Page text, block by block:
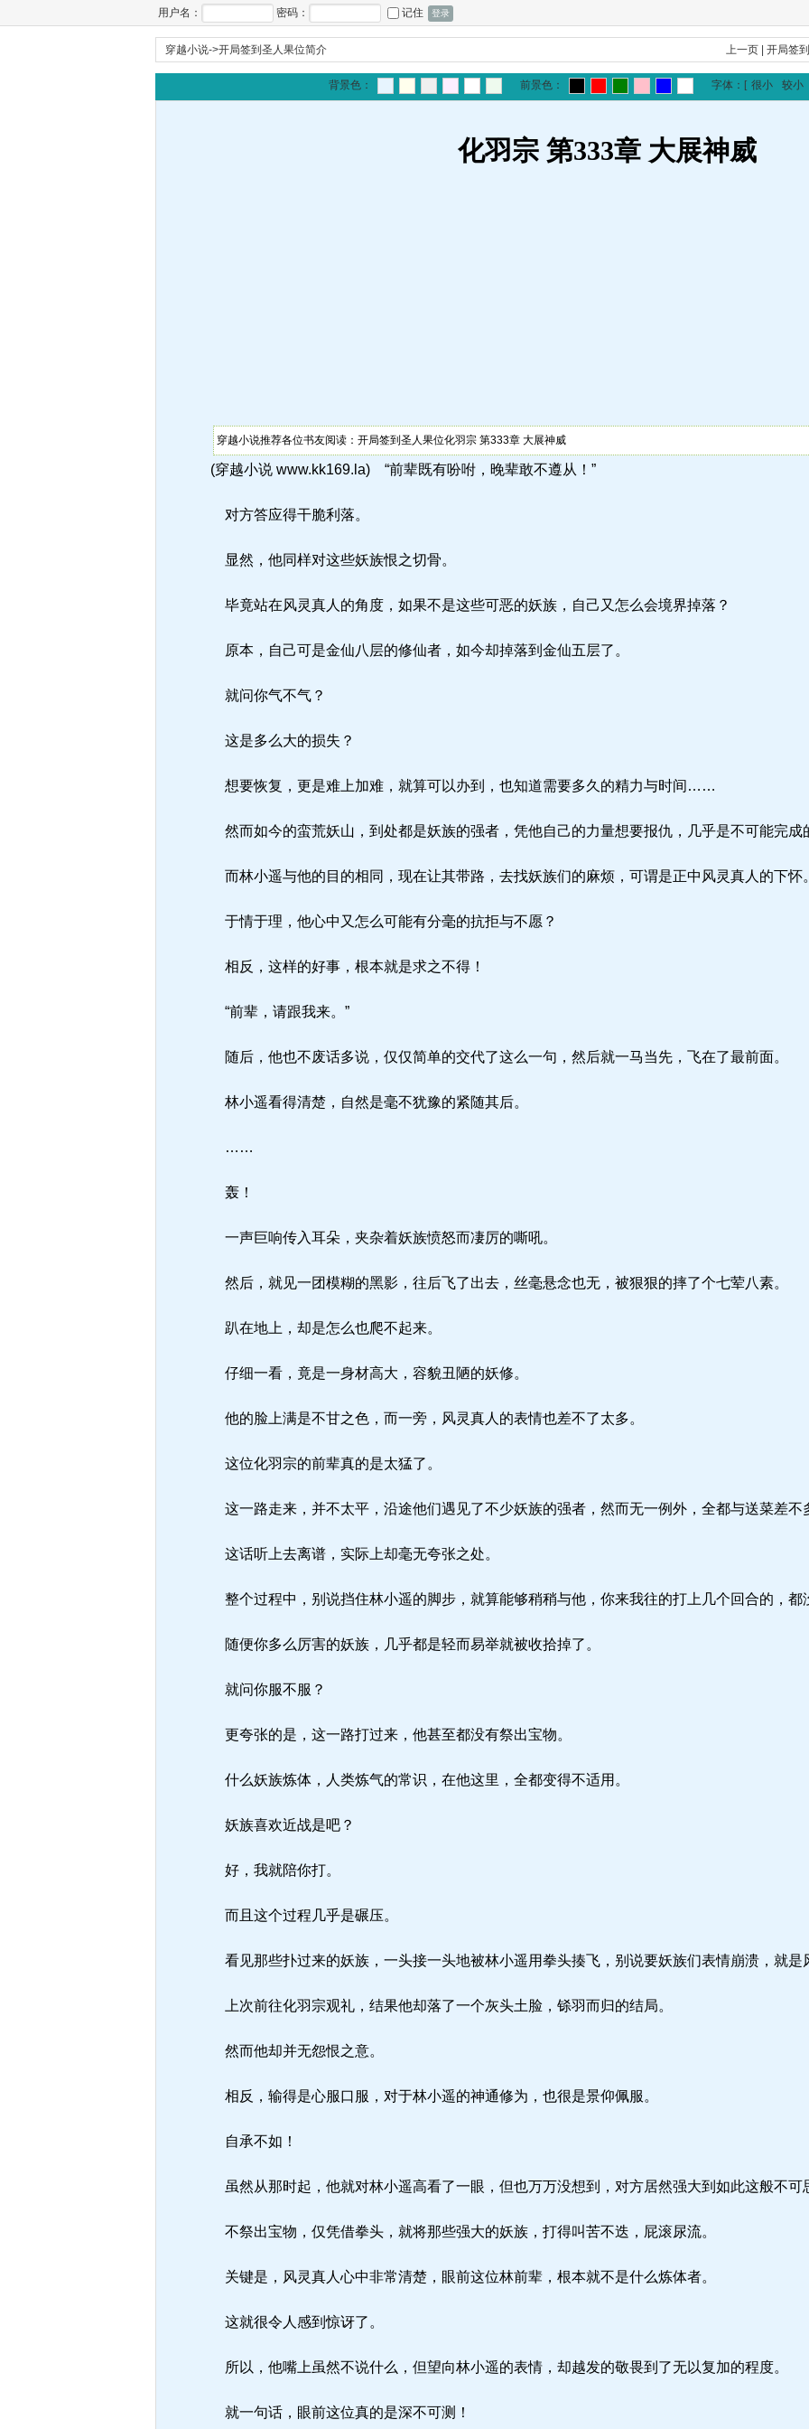
用户名： 密码： 记住
穿越小说->开局签到圣人果位简介 上一页 |开局签
背景色： 前景色： 字体： [ 很小 较小
化羽宗 第333章 大展神威
穿越小说推荐各位书友阅读：开局签到圣人果位化羽宗 第333章 大展神威
(穿越小说 www.kk169.la) “前辈既有吩咐，晚辈敢不遵从！”
对方答应得干脆利落。
显然，他同样对这些妖族恨之切骨。
毕竟站在风灵真人的角度，如果不是这些可恶的妖族，自己又怎么会境界掉落？
原本，自己可是金仙八层的修仙者，如今却掉落到金仙五层了。
就问你气不气？
这是多么大的损失？
想要恢复，更是难上加难，就算可以办到，也知道需要多久的精力与时间……
然而如今的蛮荒妖山，到处都是妖族的强者，凭他自己的力量想要报仇，几乎是不可能完成
而林小遥与他的目的相同，现在让其带路，去找妖族们的麻烦，可谓是正中风灵真人的下怀。
于情于理，他心中又怎么可能有分毫的抗拒与不愿？
相反，这样的好事，根本就是求之不得！
“前辈，请跟我来。”
随后，他也不废话多说，仅仅简单的交代了这么一句，然后就一马当先，飞在了最前面。
林小遥看得清楚，自然是毫不犹豫的紧随其后。
……
轰！
一声巨响传入耳朵，夹杂着妖族愤怒而凄厉的嘶吼。
然后，就见一团模糊的黑影，往后飞了出去，丝毫悬念也无，被狠狠的摔了个七荤八素。
趴在地上，却是怎么也爬不起来。
仔细一看，竟是一身材高大，容貌丑陋的妖修。
他的脸上满是不甘之色，而一旁，风灵真人的表情也差不了太多。
这位化羽宗的前辈真的是太猛了。
这一路走来，并不太平，沿途他们遇见了不少妖族的强者，然而无一例外，全都与送菜差不
这话听上去离谱，实际上却毫无夸张之处。
整个过程中，别说挡住林小遥的脚步，就算能够稍稍与他，你来我往的打上几个回合的，都
随便你多么厉害的妖族，几乎都是轻而易举就被收拾掉了。
就问你服不服？
更夸张的是，这一路打过来，他甚至都没有祭出宝物。
什么妖族炼体，人类炼气的常识，在他这里，全都变得不适用。
妖族喜欢近战是吧？
好，我就陪你打。
而且这个过程几乎是碾压。
看见那些扑过来的妖族，一头接一头地被林小遥用拳头揍飞，别说要妖族们表情崩溃，就是
上次前往化羽宗观礼，结果他却落了一个灰头土脸，铩羽而归的结局。
然而他却并无怨恨之意。
相反，输得是心服口服，对于林小遥的神通修为，也很是景仰佩服。
自承不如！
虽然从那时起，他就对林小遥高看了一眼，但也万万没想到，对方居然强大到如此这般不可
不祭出宝物，仅凭借拳头，就将那些强大的妖族，打得叫苦不迭，屁滚尿流。
关键是，风灵真人心中非常清楚，眼前这位林前辈，根本就不是什么炼体者。
这就很令人感到惊讶了。
所以，他嘴上虽然不说什么，但望向林小遥的表情，却越发的敬畏到了无以复加的程度。
就一句话，眼前这位真的是深不可测！